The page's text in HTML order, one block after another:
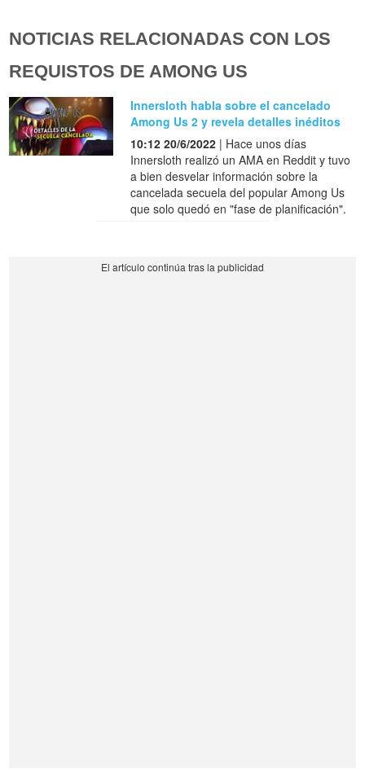
NOTICIAS RELACIONADAS CON LOS
REQUISTOS DE AMONG US
Innersloth habla sobre el cancelado
Among Us 2 y revela detalles inéditos
10:12 20/6/2022 | Hace unos días
Innersloth realizó un AMA en Reddit y tuvo
a bien desvelar información sobre la
cancelada secuela del popular Among Us
que solo quedó en "fase de planificación".